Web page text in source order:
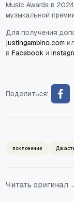
Music Awards в
музыкальной
Для получения
justingambino.com
в Facebook и
Поделиться:
поклонение
Читать оригинал